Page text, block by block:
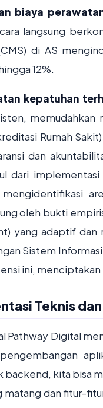
biaya
langsung
di AS
12%.
kepatuhan
memudahkan
Rumah
dan
dari
oleh bukti
yang adaptif dan
Sistem
ini,
Teknis
Pathway Digital
backend, kita bisa
matang dan fitur-